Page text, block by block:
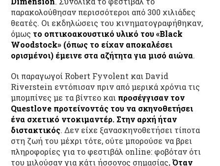
παρακολούθησαν περισσότεροι από 300 χιλιάδες
θεατές. Οι εκδηλώσεις του κινηματογραφήθηκαν,
όμως το οπτικοακουστικό υλικό του «Black
Woodstock» (όπως το είχαν αποκαλέσει
ορισμένοι) έμεινε στα αζήτητα για μισό αιώνα.
Οι παραγωγοί Robert Fyvolent και David
Riverstein εντόπισαν πριν από μερικά χρόνια τις
μπομπίνες με τα βίντεο και προσέγγισαν τον
Questlove προτείνοντάς του να σκηνοθετήσει
ένα σχετικό ντοκιμαντέρ. Στην αρχή ήταν
διστακτικός. Δεν είχε ξανασκηνοθετήσει τίποτα
στη ζωή του μέχρι τότε, ούτε μπορούσε να βρει
πληροφορίες για το φεστιβάλ online: φοβόταν ότι
του μιλούσαν για κάτι ήσσονος σημασίας. Όταν